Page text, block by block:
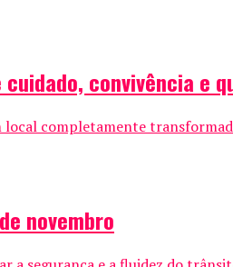
convivência e
completamente
novembro